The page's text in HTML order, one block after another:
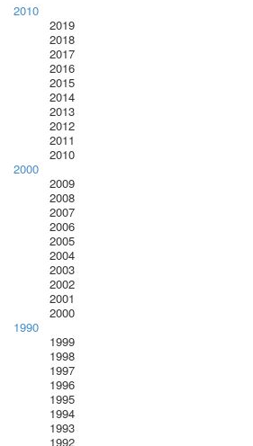
2010
2019
2018
2017
2016
2015
2014
2013
2012
2011
2010
2000
2009
2008
2007
2006
2005
2004
2003
2002
2001
2000
1990
1999
1998
1997
1996
1995
1994
1993
1992